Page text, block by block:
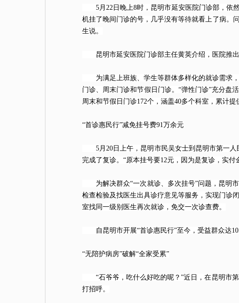
5月22日晚上8时，昆明市延安医院门诊部，依然
机挂了晚间门诊的号，几乎没有等待就看上了病。
生说。
昆明市延安医院门诊部主任黄英介绍，医院推出
为满足上班族、学生等群体多样化的就诊需求，
门诊、周末门诊和节假日门诊。“弹性门诊”充分盘
周末和节假日门诊172个，涵盖40多个科室，累计提
“首诊惠民行”减免挂号费91万余元
5月20日上午，昆明市民吴女士到昆明市第一人
完成了复诊。“原本挂号要12元，因为是复诊，实付
为解决群众“一次就诊、多次挂号”问题，昆明市
检查检验及找医生出具诊疗意见等服务，实现门诊
室找同一级别医生再次就诊，免交一次诊查费。
自昆明市开展“首诊惠民行”至今，受益群众达
“无陪护病房”破解“全家受累”
“石爷爷，吃什么好吃的呢？”近日，在昆明市第
打招呼。